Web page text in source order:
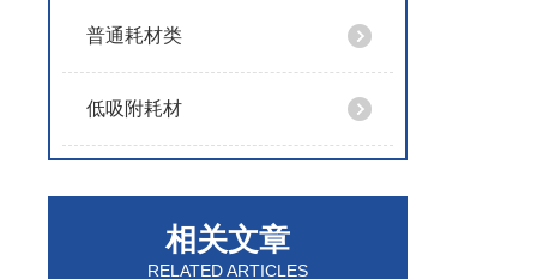
普通耗材类
低吸附耗材
相关文章
RELATED ARTICLES